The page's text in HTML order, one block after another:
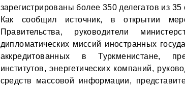
зарегистрированы более 350 делегатов из
Как сообщил источник, в открытии
Правительства, руководители
дипломатических миссий иностранных
аккредитованных в Туркменистане,
институтов, энергетических компаний,
средств массовой информации,